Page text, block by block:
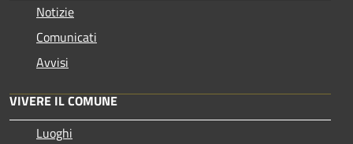
Notizie
Comunicati
Avvisi
VIVERE IL COMUNE
Luoghi